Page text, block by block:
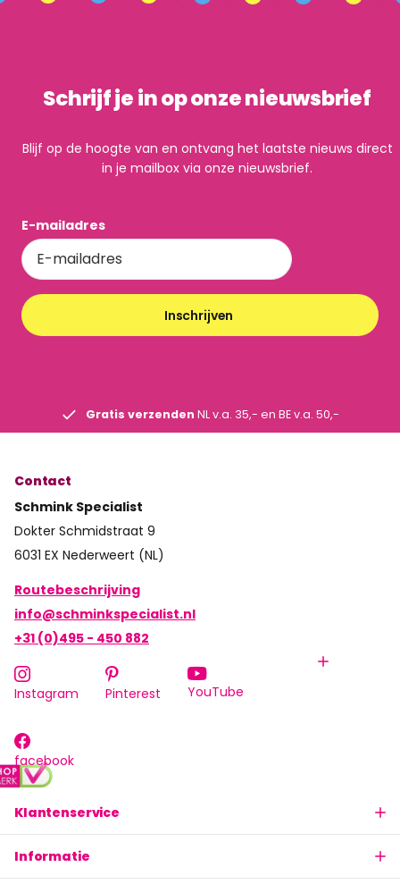
Schrijf je in op onze nieuwsbrief
Blijf op de hoogte van en ontvang het laatste nieuws direct
in je mailbox via onze nieuwsbrief.
E-mailadres
Inschrijven
Gratis verzenden NL v.a. 35,- en BE v.a. 50,-
Klantenservice
Informatie
Contact
Schmink Specialist
Dokter Schmidstraat 9
6031 EX Nederweert (NL)
Routebeschrijving
info@schminkspecialist.nl
+31 (0)495 - 450 882
Instagram Pinterest YouTube
facebook